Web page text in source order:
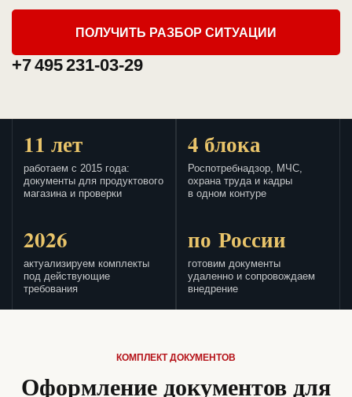
ПОЛУЧИТЬ РАЗБОР СИТУАЦИИ
+7 495 231-03-29
11 лет
работаем с 2015 года:
документы для продуктового
магазина и проверки
4 блока
Роспотребнадзор, МЧС,
охрана труда и кадры
в одном контуре
2026
актуализируем комплекты
под действующие
требования
по России
готовим документы
удаленно и сопровождаем
внедрение
КОМПЛЕКТ ДОКУМЕНТОВ
Оформление документов для